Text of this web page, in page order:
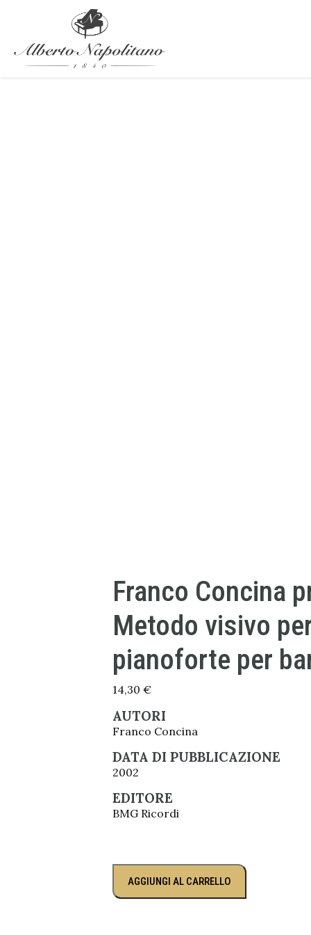
Franco Concina
Metodo visivo
pianoforte per
14,30 €
AUTORI
Franco Concina
DATA DI PUBBLICAZIONE
2002
EDITORE
BMG Ricordi
AGGIUNGI AL CARRELLO